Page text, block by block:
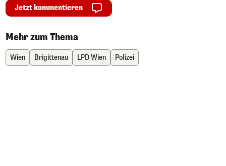
Jetzt kommentieren
Mehr zum Thema
Wien Brigittenau LPD Wien Polizei